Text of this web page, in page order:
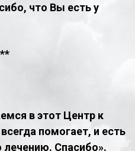
что Вы есть у
в этот Центр к
помогает, и есть
лечению. Спасибо».